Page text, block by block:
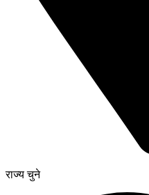
राज्य चुने